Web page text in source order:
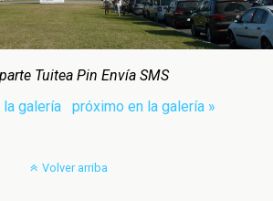
Tuitea Pin Envía SMS
la galería
próximo en la galería »
Volver arriba